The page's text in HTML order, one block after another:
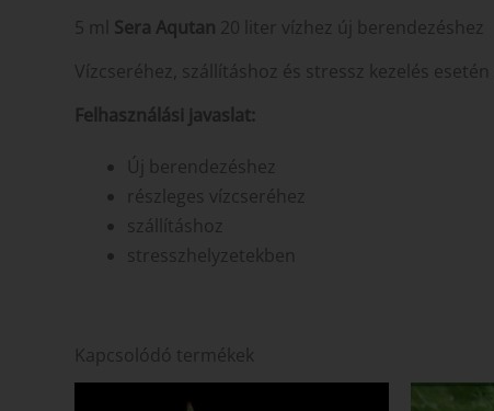
5 ml Sera Aqutan 20 liter vízhez új berendezéshez
Vízcseréhez, szállításhoz és stressz kezelés
Felhasználási javaslat:
Új berendezéshez
részleges vízcseréhez
szállításhoz
stresszhelyzetekben
Kapcsolódó termékek